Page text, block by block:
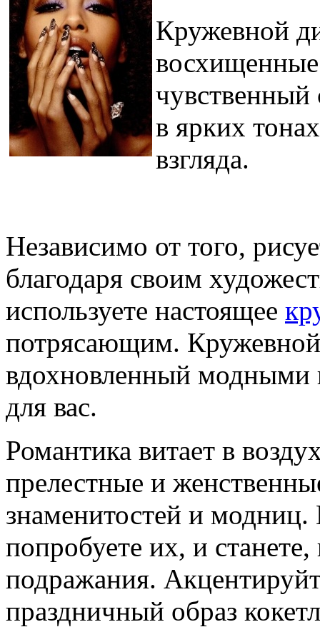
Кружевной
чувственный
в ярких
взгляда.
Независимо от того,
благодаря своим
используете настоящее
потрясающим. Кружевной
вдохновленный модными
для вас.
Романтика витает в
прелестные и
знаменитостей и
попробуете их, и
подражания.
праздничный образ